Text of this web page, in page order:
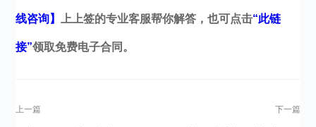
线咨询】 上上签的专业客服帮你解答，也可点击“此链
接”领取免费电子合同。
上一篇 下一篇